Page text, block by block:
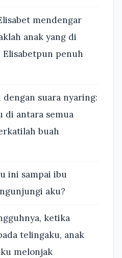
mendengar
anak yang di
Elisabetpun penuh
suara nyaring:
di antara semua
buah
ini sampai ibu
aku?
ketika
telingaku, anak
melonjak